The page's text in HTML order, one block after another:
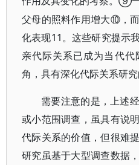
父母的照料作用增大⑩，
化表现11。这些研究提示
亲代际关系已成为当代
角，具有深化代际关系研究
需要注意的是，上述
或小范围调查，虽具有说
代际关系的价值，但很难
研究虽基于大型调查数据